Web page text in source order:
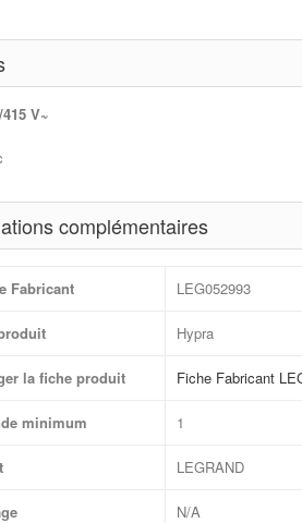
V~
complémentaires
Fabricant LEG052993
Hypra
la fiche produit Fiche Fabricant
minimum 1
LEGRAND
N/A